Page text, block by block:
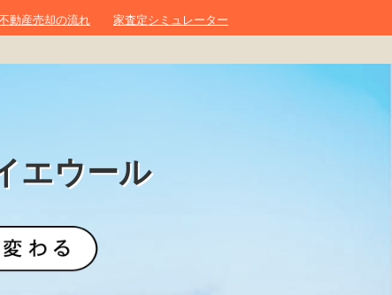
動産売却の流れ 家査定シミュレーター
エウール